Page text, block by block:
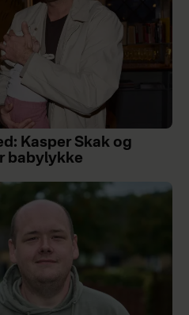
Kasper Skak og
babylykke